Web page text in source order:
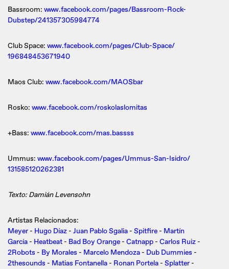
Bassroom: www.facebook.com/pages/Bassroom-Rock-
Dubstep/241357305984774
Club Space: www.facebook.com/pages/Club-Space/
196848453671940
Maos Club: www.facebook.com/MAOSbar
Rosko: www.facebook.com/roskolaslomitas
+Bass: www.facebook.com/mas.bassss
Ummus: www.facebook.com/pages/Ummus-San-Isidro/
131585120262381
Texto: Damián Levensohn
Artistas Relacionados:
Meyer - Hugo Díaz - Juan Pablo Sgalia - Spitfire - Martín
García - Heatbeat - Bad Boy Orange - Catnapp - Carlos Ruiz -
2Robots - By Morales - Marcelo Mendoza - Dub Dummies -
2thesounds - Matias Fontanella - Ronan Portela - Splatter -